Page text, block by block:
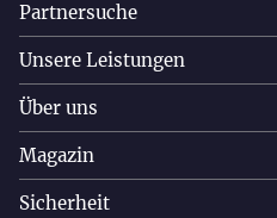
Partnersuche
Unsere Leistungen
Über uns
Magazin
Sicherheit